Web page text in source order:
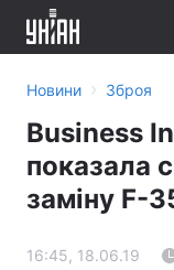
Новини › Зброя
Business
показала
заміну F-
16:45, 18.06.19